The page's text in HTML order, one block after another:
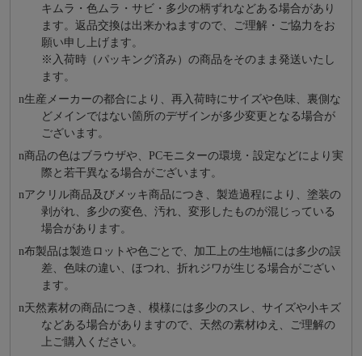
キムラ・色ムラ・サビ・多少の柄ずれなどある場合があり
ます。返品交換は出来かねますので、ご理解・ご協⼒をお
願い申し上げます。
※⼊荷時（パッキング済み）の商品をそのまま発送いたし
ます。
n⽣産メーカーの都合により、再⼊荷時にサイズや⾊味、裏側な
どメインではない箇所のデザインが多少変更となる場合が
ございます。
n商品の⾊はブラウザや、PCモニターの環境・設定などにより実
際と若⼲異なる場合がございます。
nアクリル商品及びメッキ商品につき、製造過程により、塗装の
剥がれ、多少の変色、汚れ、変形したものが混じっている
場合があります。
n布製品は製造ロットや色ごとで、加工上の生地幅には多少の誤
差、色味の違い、ほつれ、折れジワが生じる場合がござい
ます。
n天然素材の商品につき、模様には多少のスレ、サイズや小キズ
などある場合がありますので、天然の素材ゆえ、ご理解の
上ご購入ください。